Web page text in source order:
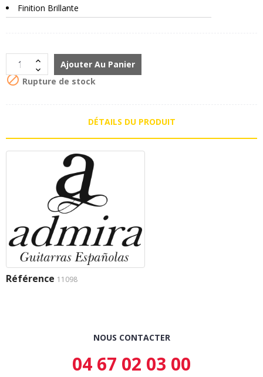
Finition Brillante
Ajouter Au Panier
 Rupture de stock
DÉTAILS DU PRODUIT
Référence 11098
NOUS CONTACTER
04 67 02 03 00